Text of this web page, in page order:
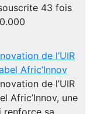
43 fois
de l’UIR
Afric’Innov
de l’UIR
Afric’Innov, une
sa